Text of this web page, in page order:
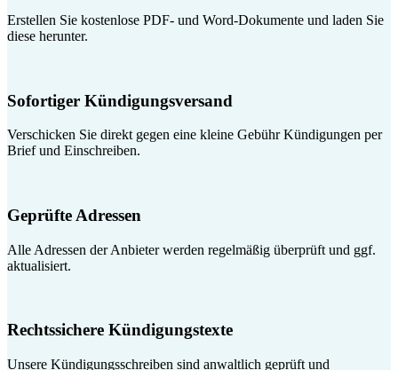
Erstellen Sie kostenlose PDF- und Word-Dokumente und laden Sie
diese herunter.
Sofortiger Kündigungsversand
Verschicken Sie direkt gegen eine kleine Gebühr Kündigungen per
Brief und Einschreiben.
Geprüfte Adressen
Alle Adressen der Anbieter werden regelmäßig überprüft und ggf.
aktualisiert.
Rechtssichere Kündigungstexte
Unsere Kündigungsschreiben sind anwaltlich geprüft und